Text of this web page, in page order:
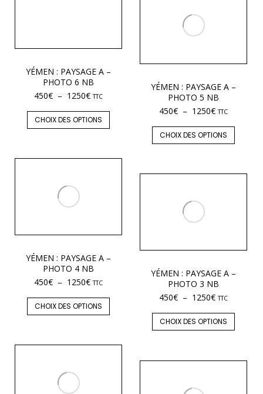
YÉMEN : PAYSAGE A –
PHOTO 6 NB
450€ – 1250€ TTC
CHOIX DES OPTIONS
YÉMEN : PAYSAGE A –
PHOTO 5 NB
450€ – 1250€ TTC
CHOIX DES OPTIONS
YÉMEN : PAYSAGE A –
PHOTO 4 NB
450€ – 1250€ TTC
CHOIX DES OPTIONS
YÉMEN : PAYSAGE A –
PHOTO 3 NB
450€ – 1250€ TTC
CHOIX DES OPTIONS